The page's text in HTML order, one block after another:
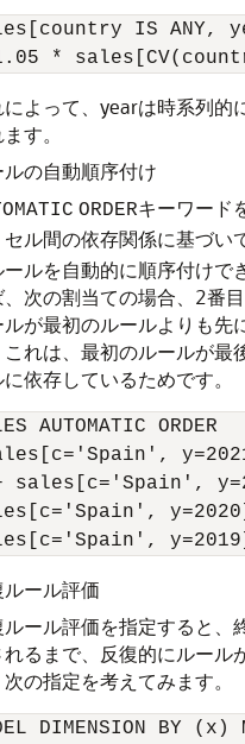
IS ANY,
によって、yearは時系列的
す。
ルの自動順序付け
ORDERキーワード
セル間の依存関係に基づい
ルを自動的に順序付けで
、次の割当ての場合、2番
ルが最初のルールよりも先
これは、最初のルールが最
依存しているためです。
AUTOMATIC ORDER
sales[c='Spain',
ルール評価
ルール評価を指定すると、
れるまで、反復的にルール
の指定を考えてみます。
DIMENSION BY (x)